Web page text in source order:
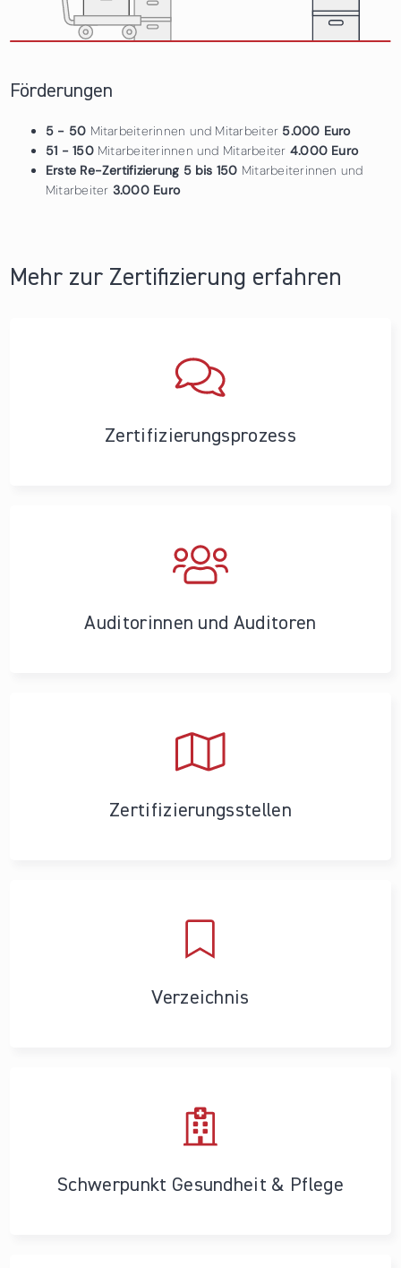
Förderungen
5 - 50 Mitarbeiterinnen und Mitarbeiter 5.000 Euro
51 - 150Mitarbeiterinnen und Mitarbeiter 4.000 Euro
Erste Re-Zertifizierung 5 bis 150 Mitarbeiterinnen und
Mitarbeiter 3.000 Euro
Mehr zur Zertifizierung erfahren
Zertifizierungs­prozess
Auditorinnen und Auditoren
Zertifizierungs­stellen
Verzeichnis
Schwerpunkt Gesundheit & Pflege